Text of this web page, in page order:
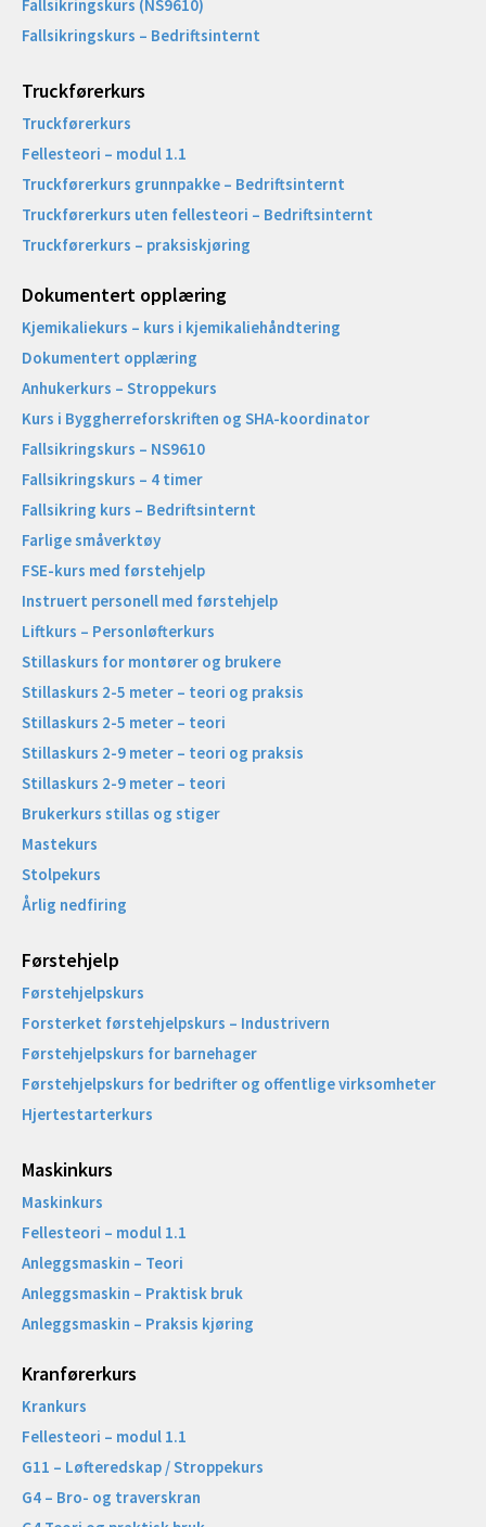
Fallsikringskurs (NS9610)
Fallsikringskurs – Bedriftsinternt
Truckførerkurs
Truckførerkurs
Fellesteori – modul 1.1
Truckførerkurs grunnpakke – Bedriftsinternt
Truckførerkurs uten fellesteori – Bedriftsinternt
Truckførerkurs – praksiskjøring
Dokumentert opplæring
Kjemikaliekurs – kurs i kjemikaliehåndtering
Dokumentert opplæring
Anhukerkurs – Stroppekurs
Kurs i Byggherreforskriften og SHA-koordinator
Fallsikringskurs – NS9610
Fallsikringskurs – 4 timer
Fallsikring kurs – Bedriftsinternt
Farlige småverktøy
FSE-kurs med førstehjelp
Instruert personell med førstehjelp
Liftkurs – Personløfterkurs
Stillaskurs for montører og brukere
Stillaskurs 2-5 meter – teori og praksis
Stillaskurs 2-5 meter – teori
Stillaskurs 2-9 meter – teori og praksis
Stillaskurs 2-9 meter – teori
Brukerkurs stillas og stiger
Mastekurs
Stolpekurs
Årlig nedfiring
Førstehjelp
Førstehjelpskurs
Forsterket førstehjelpskurs – Industrivern
Førstehjelpskurs for barnehager
Førstehjelpskurs for bedrifter og offentlige virksomheter
Hjertestarterkurs
Maskinkurs
Maskinkurs
Fellesteori – modul 1.1
Anleggsmaskin – Teori
Anleggsmaskin – Praktisk bruk
Anleggsmaskin – Praksis kjøring
Kranførerkurs
Krankurs
Fellesteori – modul 1.1
G11 – Løfteredskap / Stroppekurs
G4 – Bro- og traverskran